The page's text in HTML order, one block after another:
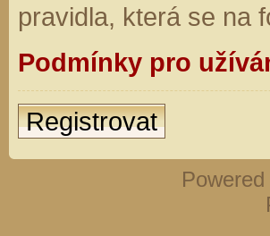
pravidla, která se na
Podmínky pro
Registrovat